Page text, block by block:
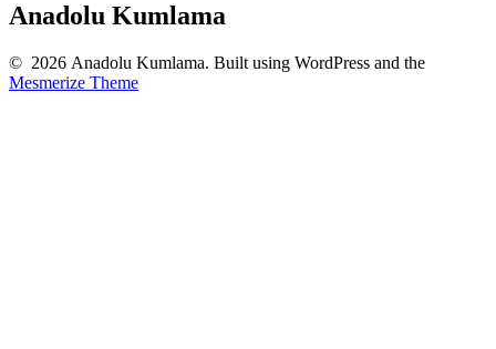
Anadolu Kumlama
© 2026 Anadolu Kumlama. Built using WordPress and the
Mesmerize Theme